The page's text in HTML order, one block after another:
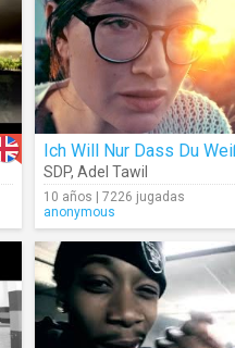
Ich Will Nur Dass Du
SDP, Adel Tawil
10 años | 7226 jugadas
anonymous